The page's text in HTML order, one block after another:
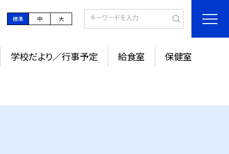
標準 中 大
学校だより／行事予定 給食室 保健室